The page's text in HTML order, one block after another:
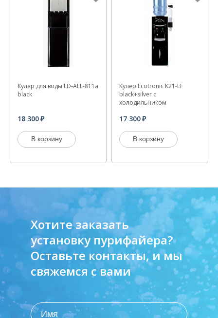
Кулер для воды LD-AEL-811a
black
18 300
В корзину
Кулер Ecotronic K21-LF
black+silver с
холодильником
17 300
В корзину
Хотите заказать
установку пурифайера?
Оставьте контакты, и мы
свяжемся с вами